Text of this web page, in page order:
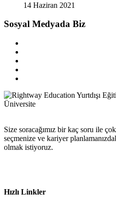
14 Haziran 2021
Sosyal Medyada Biz
Size soracağımız bir kaç soru ile
seçmenize ve kariyer
olmak istiyoruz.
Hızlı Linkler